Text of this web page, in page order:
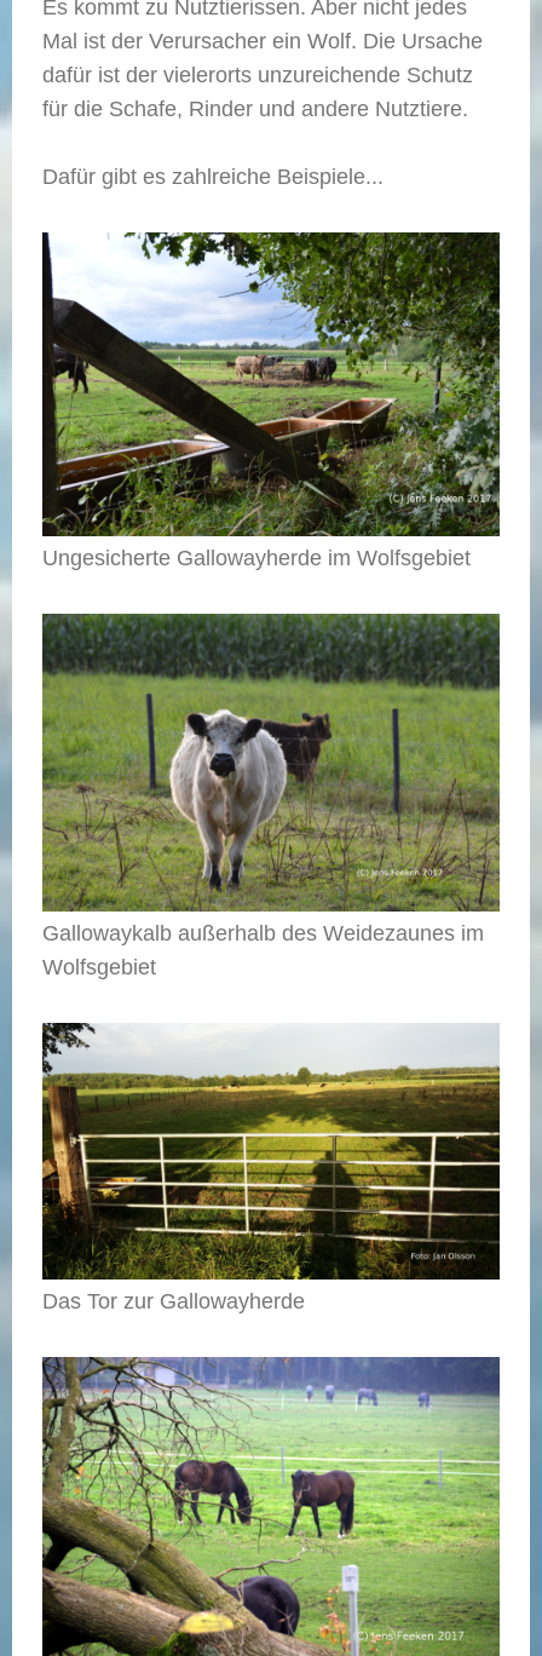
Es kommt zu Nutztierissen. Aber nicht jedes
Mal ist der Verursacher ein Wolf. Die Ursache
dafür ist der vielerorts unzureichende Schutz
für die Schafe, Rinder und andere Nutztiere.
Dafür gibt es zahlreiche Beispiele...
Ungesicherte Gallowayherde im Wolfsgebiet
Gallowaykalb außerhalb des Weidezaunes im
Wolfsgebiet
Das Tor zur Gallowayherde